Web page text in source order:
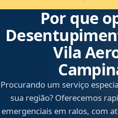
Por que
Vila
Procurando um serviço
sua região? Oferecemos
emergenciais em ralos, com